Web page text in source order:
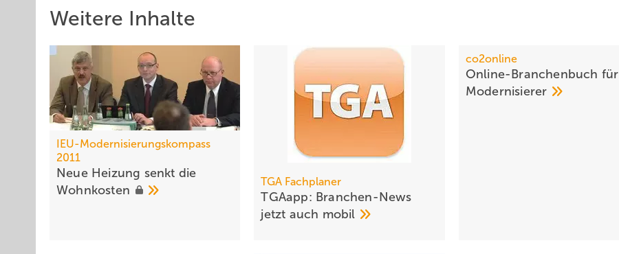
Weitere Inhalte
IEU-Modernisierungskompass
2011
Neue Heizung senkt die
Wohnkosten
TGA Fachplaner
TGAapp: Branchen-News
jetzt auch mobil
co2online
Online-Branchenbuch für
Modernisierer